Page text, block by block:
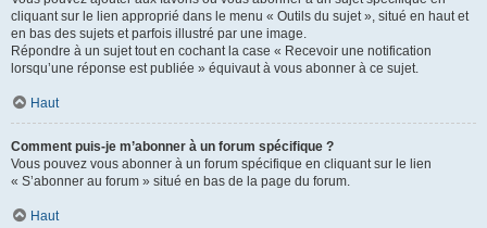
cliquant sur le lien approprié dans le menu « Outils du sujet », situé en haut et
en bas des sujets et parfois illustré par une image.
Répondre à un sujet tout en cochant la case « Recevoir une notification
lorsqu’une réponse est publiée » équivaut à vous abonner à ce sujet.
Haut
Comment puis-je m’abonner à un forum spécifique ?
Vous pouvez vous abonner à un forum spécifique en cliquant sur le lien
« S’abonner au forum » situé en bas de la page du forum.
Haut